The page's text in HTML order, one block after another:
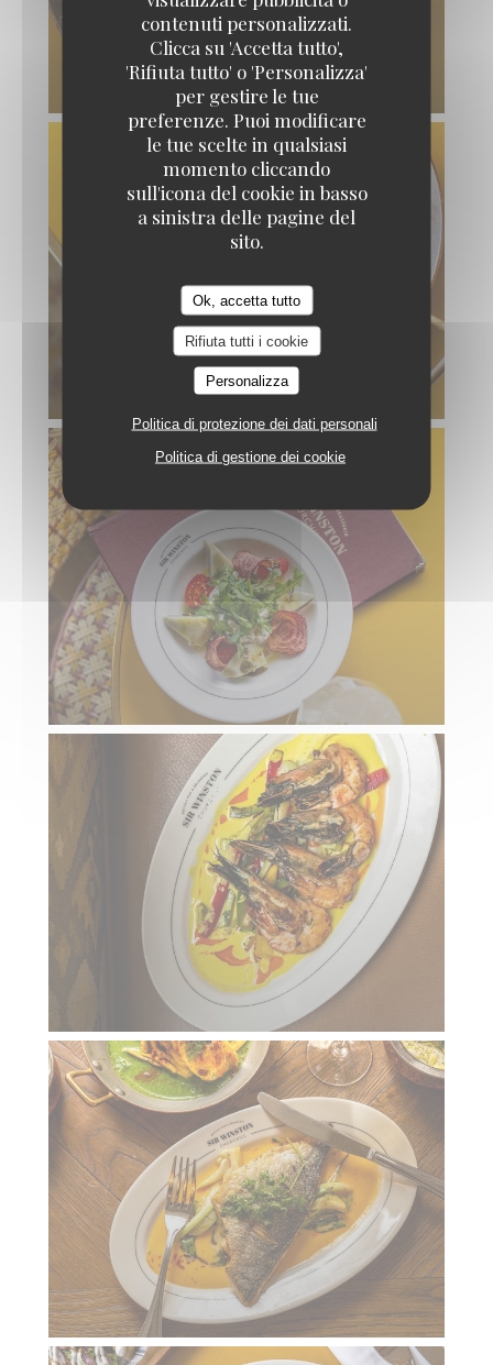
contenuti personalizzati.
Clicca su 'Accetta tutto',
'Rifiuta tutto' o 'Personalizza'
per gestire le tue
preferenze. Puoi modificare
le tue scelte in qualsiasi
momento cliccando
sull'icona del cookie in basso
a sinistra delle pagine del
sito.
Ok, accetta tutto
Rifiuta tutti i cookie
Personalizza
Politica di protezione dei dati personali
Politica di gestione dei cookie